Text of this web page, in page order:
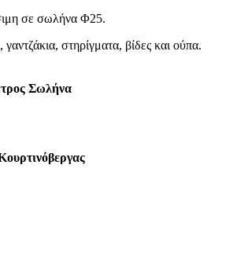
σε σωλήνα Φ25.
στηρίγματα, βίδες και ούπα.
Σωλήνα